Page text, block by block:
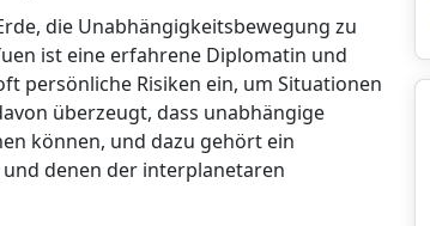
die Unabhängigkeitsbewegung zu
ist eine erfahrene Diplomatin und
persönliche Risiken ein, um Situationen
überzeugt, dass unabhängige
können, und dazu gehört ein
denen der interplanetaren